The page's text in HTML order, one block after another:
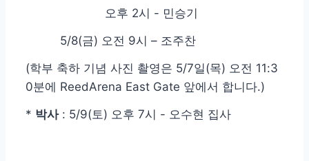
오후 2시 - 민승기
5/8(금) 오전 9시 – 조주찬
(학부 축하 기념 사진 촬영은 5/7일(목) 오전 11:3
0분에 ReedArena East Gate 앞에서 합니다.)
* 박사: 5/9(토) 오후 7시 - 오수현 집사